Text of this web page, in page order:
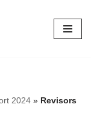
2024 » Revisors